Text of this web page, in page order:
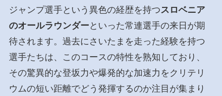
ジャンプ選手という異色の経歴を持つスロベニア
のオールラウンダー といった常連選手の来日が期
待されます。過去にさいたまを走った経験を持つ
選手たちは、このコースの特性を熟知しており、
その驚異的な登坂力や爆発的な加速力をクリテリ
ウムの短い距離でどう発揮するのか注目が集まり